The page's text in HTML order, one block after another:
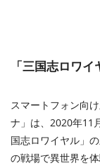
「三国志ロワ
スマートフォン向
ナ」は、2020年11
国志ロワイヤル」
の戦場で異世界を